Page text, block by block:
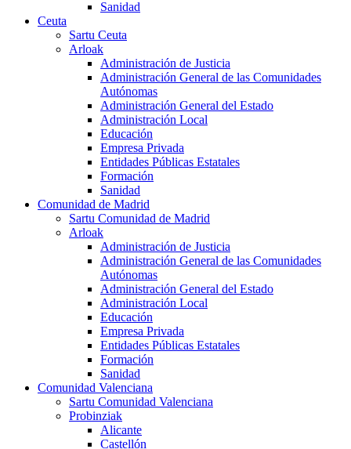
Sanidad
Ceuta
Sartu Ceuta
Arloak
Administración de Justicia
Administración General de las Comunidades
Autónomas
Administración General del Estado
Administración Local
Educación
Empresa Privada
Entidades Públicas Estatales
Formación
Sanidad
Comunidad de Madrid
Sartu Comunidad de Madrid
Arloak
Administración de Justicia
Administración General de las Comunidades
Autónomas
Administración General del Estado
Administración Local
Educación
Empresa Privada
Entidades Públicas Estatales
Formación
Sanidad
Comunidad Valenciana
Sartu Comunidad Valenciana
Probinziak
Alicante
Castellón